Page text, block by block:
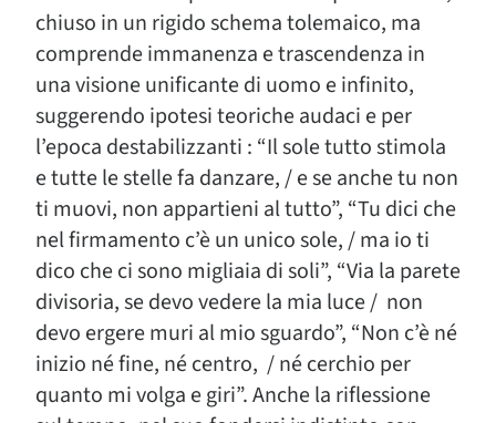
chiuso in un rigido schema tolemaico, ma
comprende immanenza e trascendenza in
una visione unificante di uomo e infinito,
suggerendo ipotesi teoriche audaci e per
l’epoca destabilizzanti : “Il sole tutto stimola
e tutte le stelle fa danzare, / e se anche tu non
ti muovi, non appartieni al tutto”, “Tu dici che
nel firmamento c’è un unico sole, / ma io ti
dico che ci sono migliaia di soli”, “Via la parete
divisoria, se devo vedere la mia luce / non
devo ergere muri al mio sguardo”, “Non c’è né
inizio né fine, né centro, / né cerchio per
quanto mi volga e giri”. Anche la riflessione